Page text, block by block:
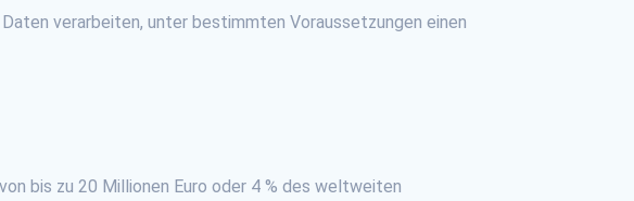
verarbeiten, unter bestimmten Voraussetzungen einen
bis zu 20 Millionen Euro oder 4 % des weltweiten